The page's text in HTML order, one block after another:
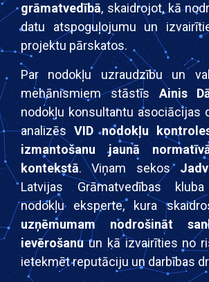
grāmatvedībā, skaidrojot, kā
datu atspoguļojumu un
projektu pārskatos.
Par nodokļu uzraudzību un
mehānismiem stāstīs Ainis
nodokļu konsultantu asociācijas
analizēsVID nodokļu
izmantošanu jaunā
kontekstā. Viņam sekos
Latvijas Grāmatvedības
nodokļu eksperte, kura
uzņēmumam nodrošināt
ievērošanuun kā izvairīties no
ietekmēt reputāciju un darbības